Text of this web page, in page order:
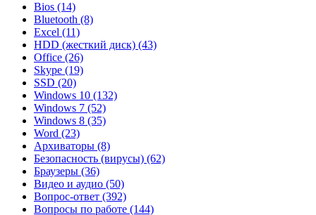
Bios (14)
Bluetooth (8)
Excel (11)
HDD (жесткий диск) (43)
Office (26)
Skype (19)
SSD (20)
Windows 10 (132)
Windows 7 (52)
Windows 8 (35)
Word (23)
Архиваторы (8)
Безопасность (вирусы) (62)
Браузеры (36)
Видео и аудио (50)
Вопрос-ответ (392)
Вопросы по работе (144)